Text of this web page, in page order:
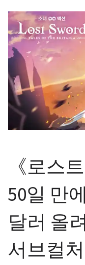
《로스
50일 만
달러 올
서브컬